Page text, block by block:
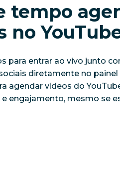
tempo
no
para entrar ao vivo junto
diretamente no
agendar vídeos do
engajamento, mesmo se